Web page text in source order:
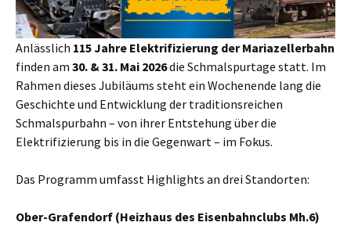
Anlässlich 115 Jahre Elektrifizierung der Mariazellerbahn
finden am 30. & 31. Mai 2026die Schmalspurtage statt. Im
Rahmen dieses Jubiläums steht ein Wochenende lang die
Geschichte und Entwicklung der traditionsreichen
Schmalspurbahn – von ihrer Entstehung über die
Elektrifizierung bis in die Gegenwart – im Fokus.
Das Programm umfasst Highlights an drei Standorten:
Ober-Grafendorf (Heizhaus des Eisenbahnclubs Mh.6)